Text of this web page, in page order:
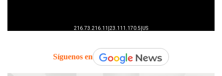
Síguenos en